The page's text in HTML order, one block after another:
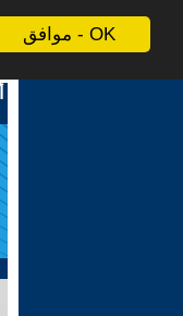
موافق - OK